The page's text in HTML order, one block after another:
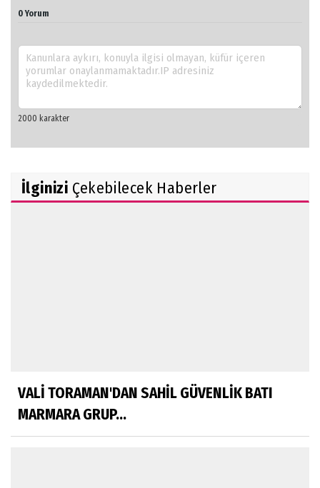
0 Yorum
İlginizi Çekebilecek Haberler
VALİ TORAMAN'DAN SAHİL GÜVENLİK BATI
MARMARA GRUP...